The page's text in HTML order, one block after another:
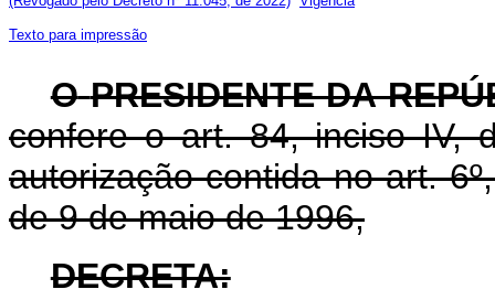
Texto para impressão
O PRESIDENTE DA
confere o art. 84, inciso IV,
autorização contida no art.
de 9 de maio de 1996,
DECRETA: